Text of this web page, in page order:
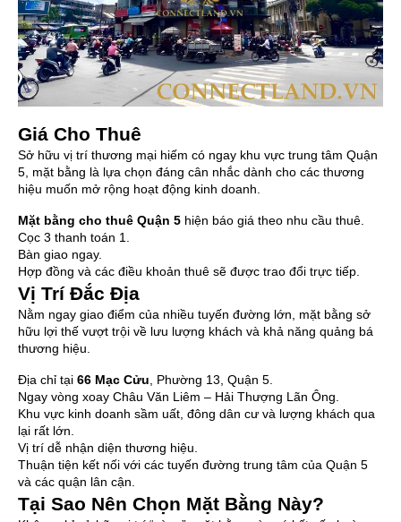
Giá Cho Thuê
Sở hữu vị trí thương mại hiếm có ngay khu vực trung tâm Quận
5, mặt bằng là lựa chọn đáng cân nhắc dành cho các thương
hiệu muốn mở rộng hoạt động kinh doanh.
Mặt bằng cho thuê Quận 5 hiện báo giá theo nhu cầu thuê.
Cọc 3 thanh toán 1.
Bàn giao ngay.
Hợp đồng và các điều khoản thuê sẽ được trao đổi trực tiếp.
Vị Trí Đắc Địa
Nằm ngay giao điểm của nhiều tuyến đường lớn, mặt bằng sở
hữu lợi thế vượt trội về lưu lượng khách và khả năng quảng bá
thương hiệu.
Địa chỉ tại 66 Mạc Cửu, Phường 13, Quận 5.
Ngay vòng xoay Châu Văn Liêm – Hải Thượng Lãn Ông.
Khu vực kinh doanh sầm uất, đông dân cư và lượng khách qua
lại rất lớn.
Vị trí dễ nhận diện thương hiệu.
Thuận tiện kết nối với các tuyến đường trung tâm của Quận 5
và các quận lân cận.
Tại Sao Nên Chọn Mặt Bằng Này?